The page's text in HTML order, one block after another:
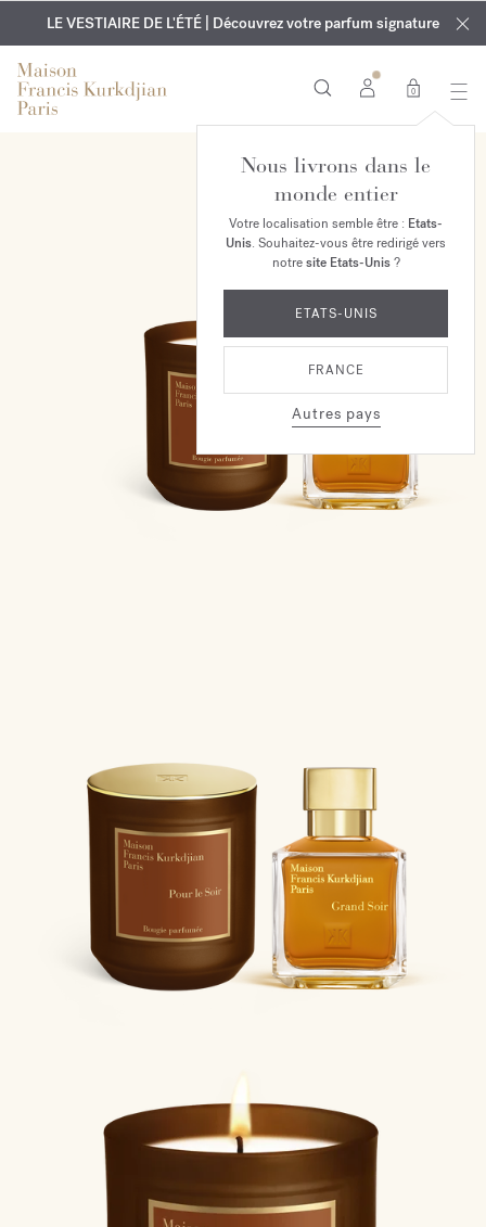
EXCLUSIF | Découvrez le nouveau parfum OUD
velvet mood
dans votre commande*
GRAVURE OFFERTE | Sur tous les parfums et huiles pour le
corps jusqu'au 9 août
LE VESTIAIRE DE L'ÉTÉ | Découvrez votre parfum signature
0
Nous livrons dans le
monde entier
Votre localisation semble être : Etats-
Unis. Souhaitez-vous être redirigé vers
notresite Etats-Unis?
ETATS-UNIS
FRANCE
Autres pays
EXCLUSIVITÉ EN LIGNE